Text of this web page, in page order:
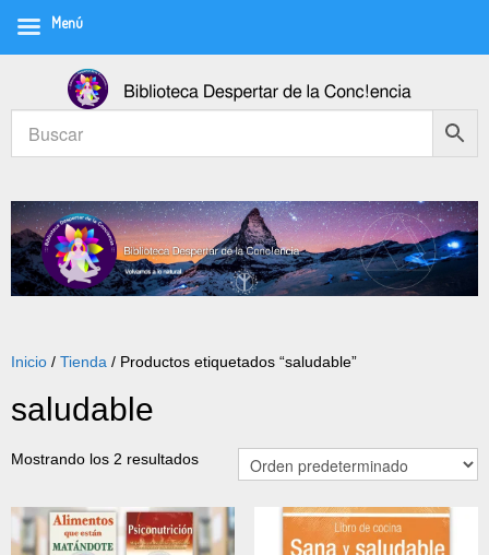
Inicio / Tienda / Productos etiquetados “saludable”
saludable
Mostrando los 2 resultados
Menú